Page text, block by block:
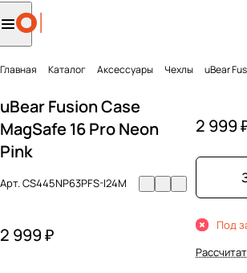
Главная Каталог Аксесcуары Чехлы uBear
uBear Fusion Case
MagSafe 16 Pro Neon
Pink
Арт.CS445NP63PFS-I24M
2 999 ₽
2 999
Под